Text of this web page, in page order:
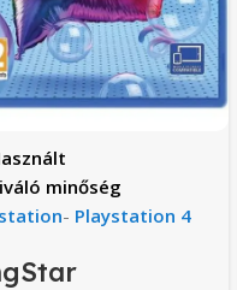
minőség
- Playstation 4